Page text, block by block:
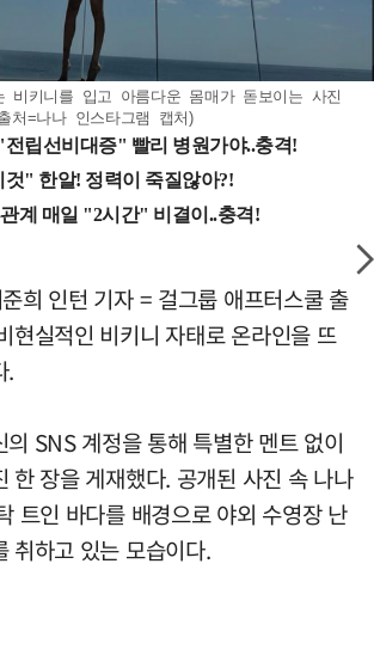
비키니를 입고 아름다운 몸매가 돋보이는 사진
처=나나 인스타그램 캡처)
희 인턴 기자 = 걸그룹 애프터스쿨 출
현실적인 비키니 자태로 온라인을 뜨
.
SNS 계정을 통해 특별한 멘트 없이
한 장을 게재했다. 공개된 사진 속 나나
트인 바다를 배경으로 야외 수영장 난
취하고 있는 모습이다.